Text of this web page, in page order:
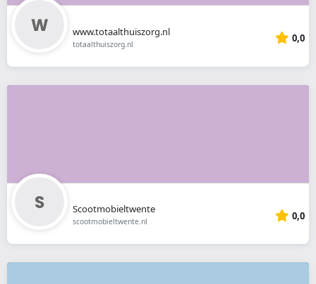
www.totaalthuiszorg.nl
totaalthuiszorg.nl 0,0
Scootmobieltwente
scootmobieltwente.nl 0,0